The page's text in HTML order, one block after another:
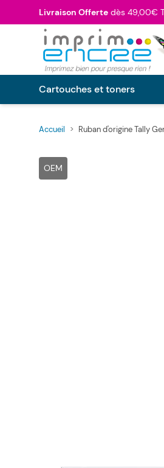
Livraison Offerte dès 49,00€
Cartouches et toners
Accueil > Ruban d'origine Tally
OEM
Main image
Click to view image in fullscreen